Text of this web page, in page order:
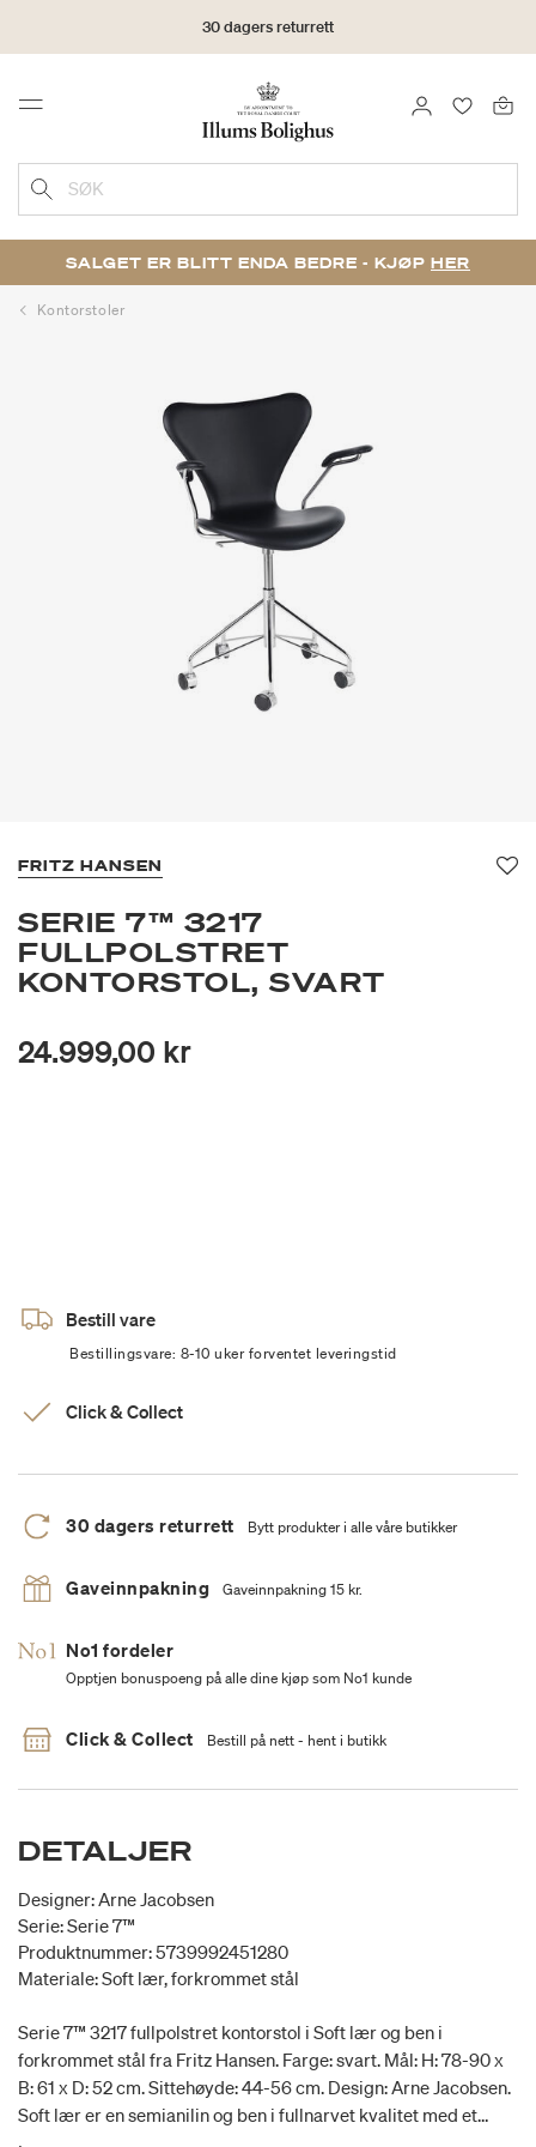
30 dagers returrett
Menu LOGG INN
SØK
SALGET ER BLITT ENDA BEDRE - KJØP HER
Kontorstoler
FRITZ HANSEN
SERIE 7™ 3217
FULLPOLSTRET
KONTORSTOL, SVART
24.999,00 kr
Bestill vare
Bestillingsvare: 8-10 uker forventet leveringstid
Click & Collect
30 dagers returrett Bytt produkter i alle våre butikker
Gaveinnpakning Gaveinnpakning 15 kr.
No1 fordeler
Opptjen bonuspoeng på alle dine kjøp som No1 kunde
Click & Collect Bestill på nett - hent i butikk
DETALJER
Designer: Arne Jacobsen
Serie: Serie 7™
Produktnummer: 5739992451280
Materiale: Soft lær, forkrommet stål
Serie 7™ 3217 fullpolstret kontorstol i Soft lær og ben i
forkrommet stål fra Fritz Hansen. Farge: svart. Mål: H: 78-90 x
B: 61 x D: 52 cm. Sittehøyde: 44-56 cm. Design: Arne Jacobsen.
Soft lær er en semianilin og ben i fullnarvet kvalitet med et